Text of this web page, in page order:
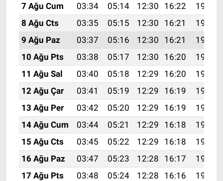
7 Ağu Cum
03:34 05:14 12:30 16:22
19:36
8 Ağu Cts
03:35 05:15 12:30 16:21
19:35
9 Ağu Paz
03:37 05:16 12:30 16:21
19:33
10 Ağu Pts
03:38 05:17 12:30 16:20
19:32
11 Ağu Sal
03:40 05:18 12:29 16:20
19:31
12 Ağu Çar
03:41 05:19 12:29 16:19
19:29
13 Ağu Per
03:42 05:20 12:29 16:19
19:28
14 Ağu Cum
03:44 05:21 12:29 16:18
19:27
15 Ağu Cts
03:45 05:22 12:29 16:18
19:25
16 Ağu Paz
03:47 05:23 12:28 16:17
19:24
17 Ağu Pts
03:48 05:24 12:28 16:16
19:23